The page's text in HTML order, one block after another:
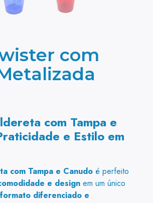
com
com Tampa e
e Estilo em
com Tampa e Canudo é perfeito
e design em um único
formato diferenciado e